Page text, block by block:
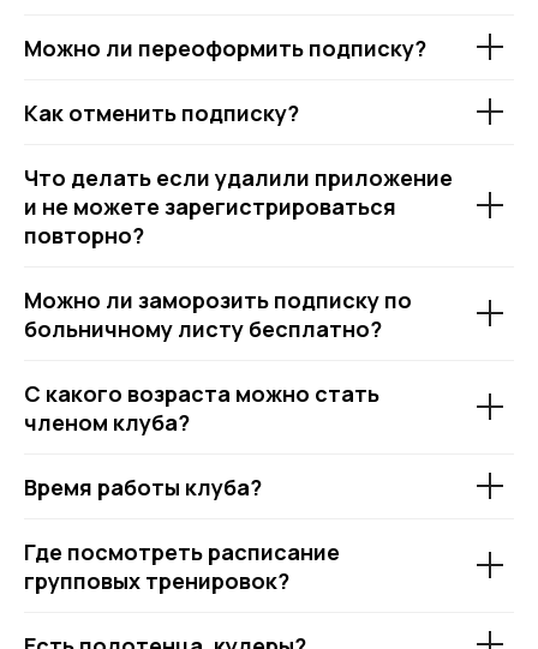
Можно ли переоформить подписку?
Как отменить подписку?
Что делать если удалили приложение
и не можете зарегистрироваться
повторно?
Можно ли заморозить подписку по
больничному листу бесплатно?
С какого возраста можно стать
членом клуба?
Время работы клуба?
Где посмотреть расписание
групповых тренировок?